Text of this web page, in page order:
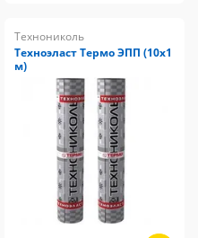
Технониколь
Техноэласт Термо ЭПП (10х1
м)